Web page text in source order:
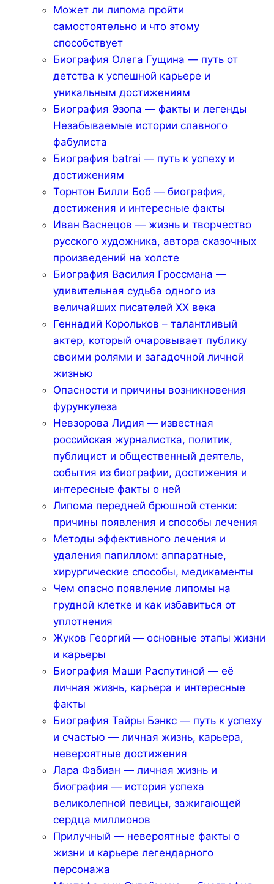
Может ли липома пройти
самостоятельно и что этому
способствует
Биография Олега Гущина — путь от
детства к успешной карьере и
уникальным достижениям
Биография Эзопа — факты и легенды
Незабываемые истории славного
фабулиста
Биография batrai — путь к успеху и
достижениям
Торнтон Билли Боб — биография,
достижения и интересные факты
Иван Васнецов — жизнь и творчество
русского художника, автора сказочных
произведений на холсте
Биография Василия Гроссмана —
удивительная судьба одного из
величайших писателей XX века
Геннадий Корольков – талантливый
актер, который очаровывает публику
своими ролями и загадочной личной
жизнью
Опасности и причины возникновения
фурункулеза
Невзорова Лидия — известная
российская журналистка, политик,
публицист и общественный деятель,
события из биографии, достижения и
интересные факты о ней
Липома передней брюшной стенки:
причины появления и способы лечения
Методы эффективного лечения и
удаления папиллом: аппаратные,
хирургические способы, медикаменты
Чем опасно появление липомы на
грудной клетке и как избавиться от
уплотнения
Жуков Георгий — основные этапы жизни
и карьеры
Биография Маши Распутиной — её
личная жизнь, карьера и интересные
факты
Биография Тайры Бэнкс — путь к успеху
и счастью — личная жизнь, карьера,
невероятные достижения
Лара Фабиан — личная жизнь и
биография — история успеха
великолепной певицы, зажигающей
сердца миллионов
Прилучный — невероятные факты о
жизни и карьере легендарного
персонажа